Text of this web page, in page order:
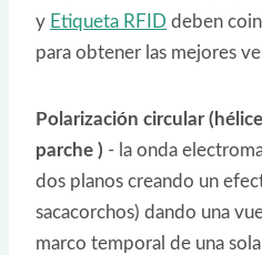
y Etiqueta RFID deben
para obtener las mejores
Polarización circular
parche ) - la onda
dos planos creando un
sacacorchos) dando una
marco temporal de una